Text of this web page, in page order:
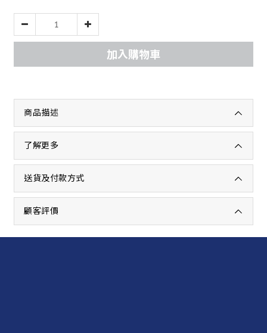
加入購物車
商品描述
了解更多
送貨及付款方式
顧客評價